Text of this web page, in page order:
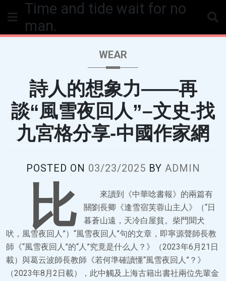
Time and tide wait for no
man.
WEAR
詩人的想象力——再
談“風雪夜回人”–文史-找
九宮格分享-中國作家網
POSTED ON 03/23/2025 BY ADMIN
比
來讀到《中華唸書報》的兩篇有
關劉長卿《逢雪宿芙蓉山主人》（“日
暮蒼山遠，天冷白屋貧。柴門聞犬
吠，風雪夜回人”）“風雪夜回人”句的文章，即寧源聲師長教
師《“風雪夜回人”的“人”究竟是什么人？》（2023年6月21日
載）與葛云波師長教師《若何準確讀懂“風雪夜回人”？》
（2023年8月2日載），此中觸及上海古籍出書社兩位先輩金